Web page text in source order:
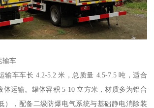
输车​
输车车长 4.2-5.2 米，总质量 4.5-7.5 吨，适合
体运输。罐体容积 5-10 立方米，材质多为铝合
），配备二级防爆电气系统与基础静电消除装